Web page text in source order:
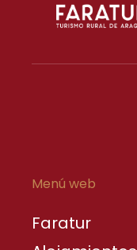
Menú web
Faratur